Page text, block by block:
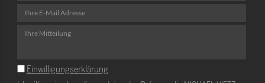
Einwilligungserklärung